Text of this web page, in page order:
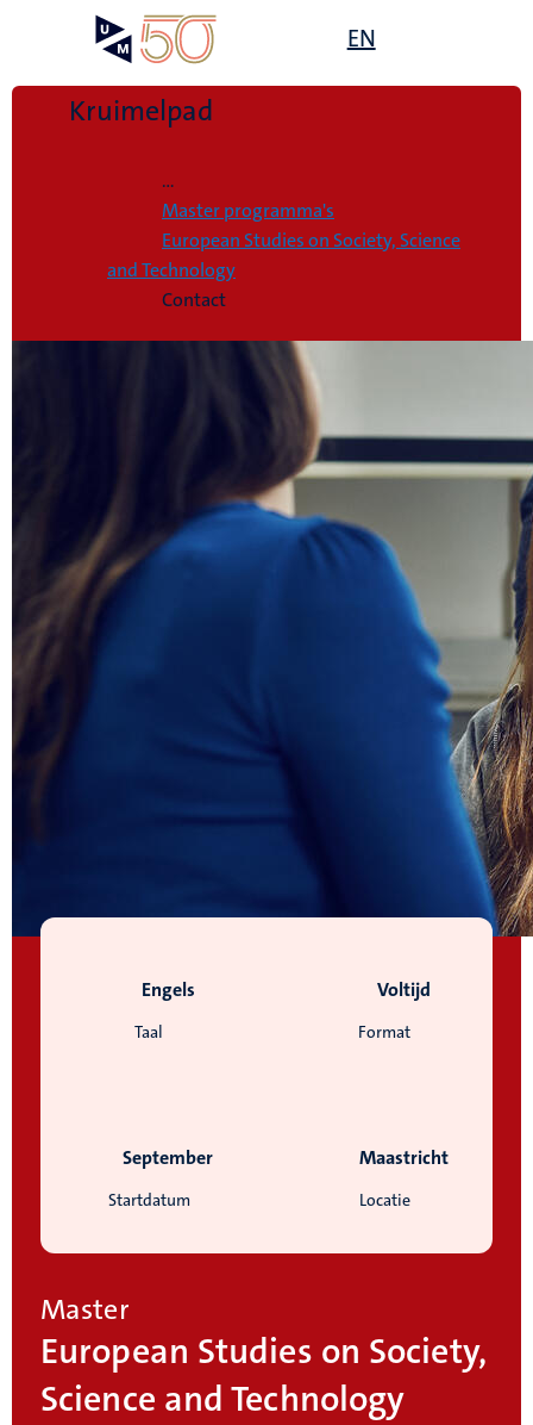
EN
the
Kruimelpad
...
Master programma's
European Studies on Society, Science
and Technology
Contact
Taal
Engels
Format
Voltijd
Startdatum
September
Locatie
Maastricht
Master
European Studies on Society,
Science and Technology